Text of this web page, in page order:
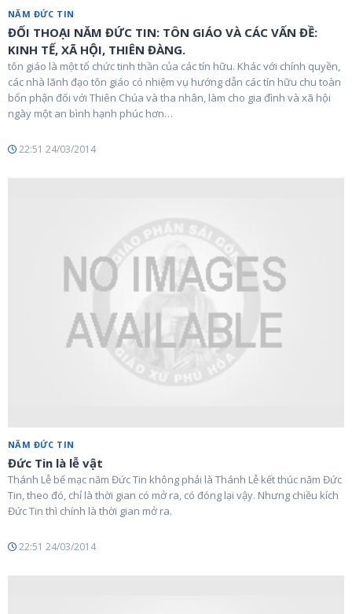
NĂM ĐỨC TIN
ĐỐI THOẠI NĂM ĐỨC TIN: TÔN GIÁO VÀ CÁC VẤN ĐỀ:
KINH TẾ, XÃ HỘI, THIÊN ĐÀNG.
tôn giáo là một tổ chức tinh thần của các tín hữu. Khác với chính quyền,
các nhà lãnh đạo tôn giáo có nhiệm vụ hướng dẫn các tín hữu chu toàn
bổn phận đối với Thiên Chúa và tha nhân, làm cho gia đình và xã hội
ngày một an bình hạnh phúc hơn…
22:51 24/03/2014
NĂM ĐỨC TIN
Đức Tin là lễ vật
Thánh Lễ bế mạc năm Đức Tin không phải là Thánh Lễ kết thúc năm Đức
Tin, theo đó, chỉ là thời gian có mở ra, có đóng lại vậy. Nhưng chiều kích
Đức Tin thì chính là thời gian mở ra.
22:51 24/03/2014